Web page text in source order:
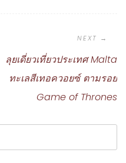
ลุยเดี่ยวเที่ยวประเทศ Malta
ทะเลสีเทอควอยซ์ ตามรอย
Game of Thrones